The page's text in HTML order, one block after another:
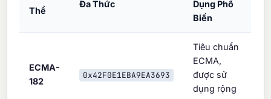
Thể
Đa Thức
Dụng Phổ
Biến
ECMA-
182
0x42F0E1EBA9EA3693
Tiêu chuẩn
ECMA,
được sử
dụng rộng